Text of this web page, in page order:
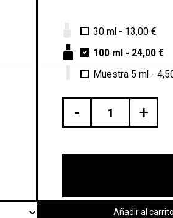
30 ml - 13,00 €
100 ml - 24,00 €
Muestra 5 ml -
- +
Añadir al carrito